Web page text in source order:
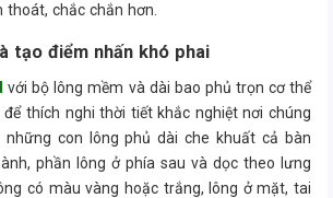
chắc chắn hơn.
tạo điểm nhấn khó phai
với bộ lông mềm và dài bao phủ trọn cơ thể
thích nghi thời tiết khắc nghiệt nơi chúng
những con lông phủ dài che khuất cả bàn
phần lông ở phía sau và dọc theo lưng
có màu vàng hoặc trắng, lông ở mặt, tai